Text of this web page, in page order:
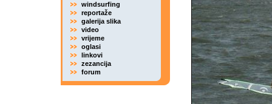
windsurfing
reportaže
galerija slika
video
vrijeme
oglasi
linkovi
zezancija
forum